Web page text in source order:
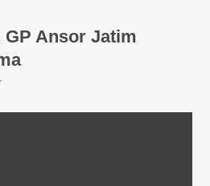
GP Ansor Jatim